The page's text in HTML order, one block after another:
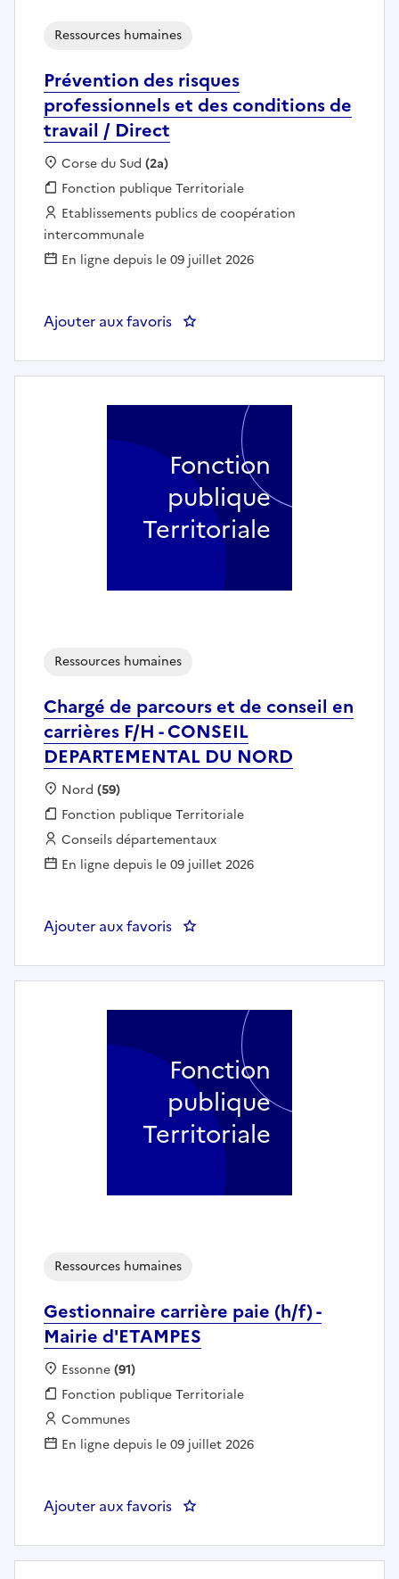
Prévention des risques
professionnels et des conditions de
travail / Direct
Ressources humaines
Localisation :
Corse du Sud (2a)
Fonction publique :
Fonction publique Territoriale
Employeur :
Etablissements publics de coopération
intercommunale
En ligne depuis le 09 juillet 2026
Ajouter aux favoris : Prévention des risques
Chargé de parcours et de conseil en
carrières F/H - CONSEIL
DEPARTEMENTAL DU NORD
Ressources humaines
Localisation :
Nord (59)
Fonction publique :
Fonction publique Territoriale
Employeur :
Conseils départementaux
En ligne depuis le 09 juillet 2026
Ajouter aux favoris : Chargé de parcours et de
Fonction
publique
Territoriale
Gestionnaire carrière paie (h/f) -
Mairie d'ETAMPES
Ressources humaines
Localisation :
Essonne(91)
Fonction publique :
Fonction publique Territoriale
Employeur :
Communes
En ligne depuis le 09 juillet 2026
Ajouter aux favoris : Gestionnaire carrière paie (h/f)
Fonction
publique
Territoriale